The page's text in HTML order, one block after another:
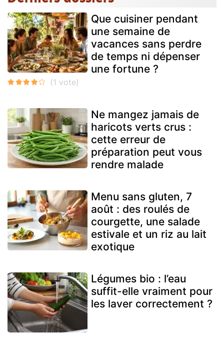
Que cuisiner pendant
une semaine de
vacances sans perdre
de temps ni dépenser
une fortune ?
Ne mangez jamais de
haricots verts crus :
cette erreur de
préparation peut vous
rendre malade
Menu sans gluten, 7
août : des roulés de
courgette, une salade
estivale et un riz au lait
exotique
Légumes bio : l’eau
suffit-elle vraiment pour
les laver correctement ?